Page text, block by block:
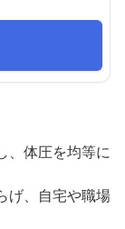
、体圧を均等に
げ、自宅や職場